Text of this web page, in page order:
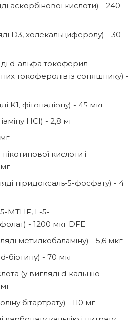
аскорбінової кислоти) - 240
D3, холекальциферолу) - 30
d-альфа токоферил
токоферолів із соняшнику) -
K1, фітонадіону) - 45 мкг
HCI) - 2,8 мг
кислоти і
мг
піридоксаль-5-фосфату) - 4
MTHF, L-5-
- 1200 мкг DFE
метилкобаламіну) - 5,6 мкг
біотину) - 70 мкг
(у вигляді d-кальцію
мг
бітартрату) - 110 мг